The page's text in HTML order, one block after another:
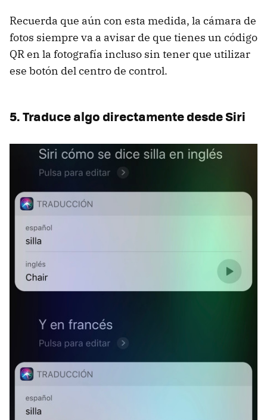
Recuerda que aún con esta medida, la cámara de
fotos siempre va a avisar de que tienes un código
QR en la fotografía incluso sin tener que utilizar
ese botón del centro de control.
5. Traduce algo directamente desde Siri